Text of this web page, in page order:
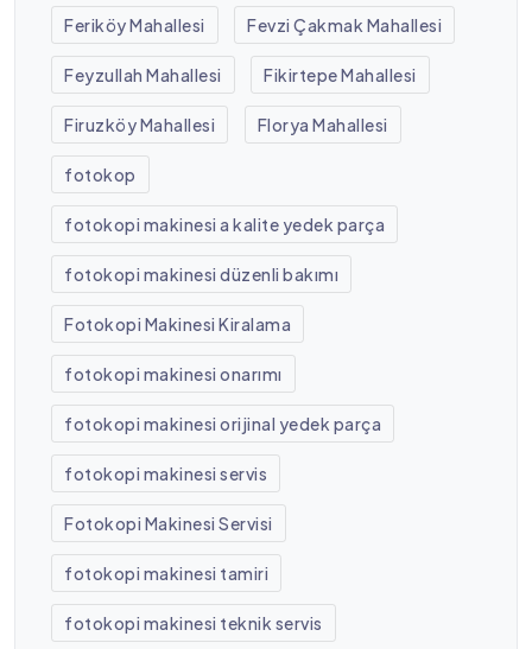
Feriköy Mahallesi Fevzi Çakmak Mahallesi
Feyzullah Mahallesi Fikirtepe Mahallesi
Firuzköy Mahallesi Florya Mahallesi
fotokop
fotokopi makinesi a kalite yedek parça
fotokopi makinesi düzenli bakımı
Fotokopi Makinesi Kiralama
fotokopi makinesi onarımı
fotokopi makinesi orijinal yedek parça
fotokopi makinesi servis
Fotokopi Makinesi Servisi
fotokopi makinesi tamiri
fotokopi makinesi teknik servis